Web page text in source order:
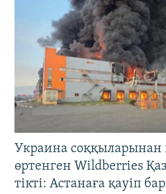
Украина
өртенген Wildberries
тікті: Астанаға қауіп